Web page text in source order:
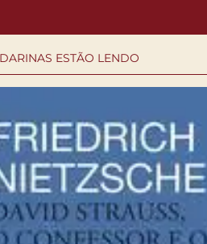
ESTÃO LENDO